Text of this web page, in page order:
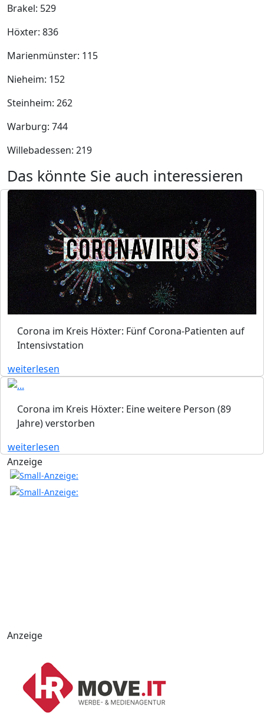
Brakel: 529
Höxter: 836
Marienmünster: 115
Nieheim: 152
Steinheim: 262
Warburg: 744
Willebadessen: 219
Das könnte Sie auch interessieren
Corona im Kreis Höxter: Fünf Corona-Patienten auf
Intensivstation
weiterlesen
Corona im Kreis Höxter: Eine weitere Person (89
Jahre) verstorben
weiterlesen
Anzeige
Anzeige